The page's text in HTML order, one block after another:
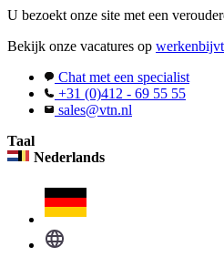
U bezoekt onze site met een
Bekijk onze vacatures op
Chat met een specialist
+31 (0)412 - 69 55 55
sales@vtn.nl
Taal
Nederlands